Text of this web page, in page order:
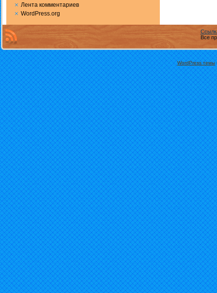
Лента комментариев
WordPress.org
Все
WordPress темы